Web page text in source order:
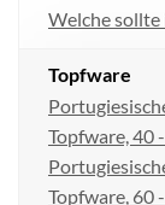
Welche sollte
Topfware
Topfware, 40
Topfware, 60